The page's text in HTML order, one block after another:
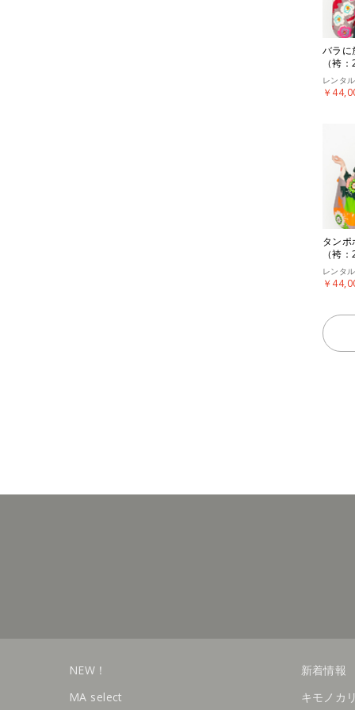
バラに
（袴
レンタ
￥
タン
（袴
レンタ
￥
NEW！
MA select
新着情報
キモノカ